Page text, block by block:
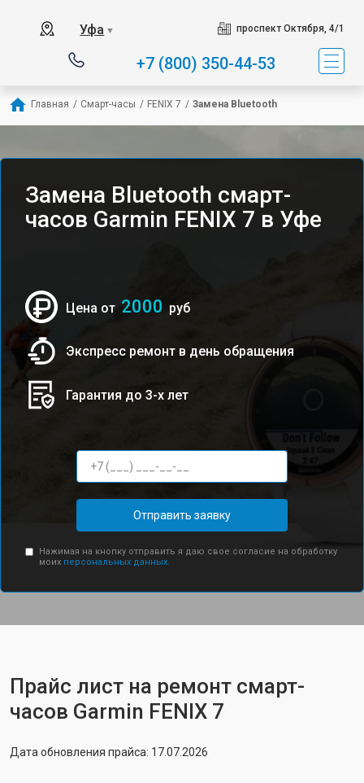
Уфа ▼ проспект Октября, 4/1
+7 (800) 350-44-53
Главная / Смарт-часы / FENIX 7 / Замена Bluetooth
Замена Bluetooth смарт-
часов Garmin FENIX 7 в Уфе
Цена от 2000 руб
Экспресс ремонт в день обращения
Гарантия до 3-х лет
Отправить заявку
Нажимая на кнопку отправить я даю свое согласие на обработку
моих персональных данных.
Прайс лист на ремонт смарт-
часов Garmin FENIX 7
Дата обновления прайса: 17.07.2026